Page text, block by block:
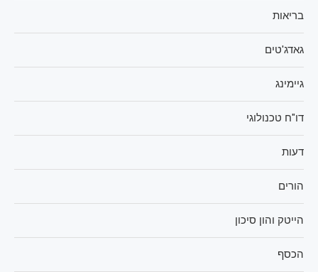
בריאות
גאדג'טים
גיימינג
דו"ח טכנולוגי
דעות
הורים
הייטק והון סיכון
הכסף